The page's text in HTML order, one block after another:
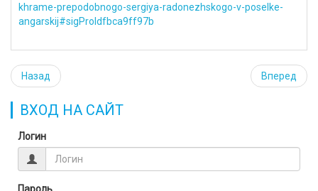
khrame-prepodobnogo-sergiya-radonezhskogo-v-poselke-
angarskij#sigProIdfbca9ff97b
Назад Вперед
ВХОД НА САЙТ
Логин